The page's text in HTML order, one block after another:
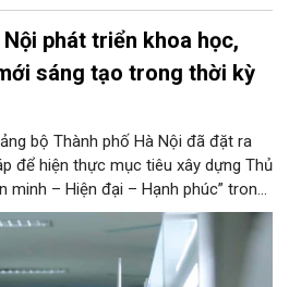
Nội phát triển khoa học,
sáng tạo trong thời kỳ
bộ Thành phố Hà Nội đã đặt ra
để hiện thực mục tiêu xây dựng Thủ
minh – Hiện đại – Hạnh phúc” trong
sẽ thúc đẩy phát triển khoa học,
và chuyển đổi số toàn diện trong